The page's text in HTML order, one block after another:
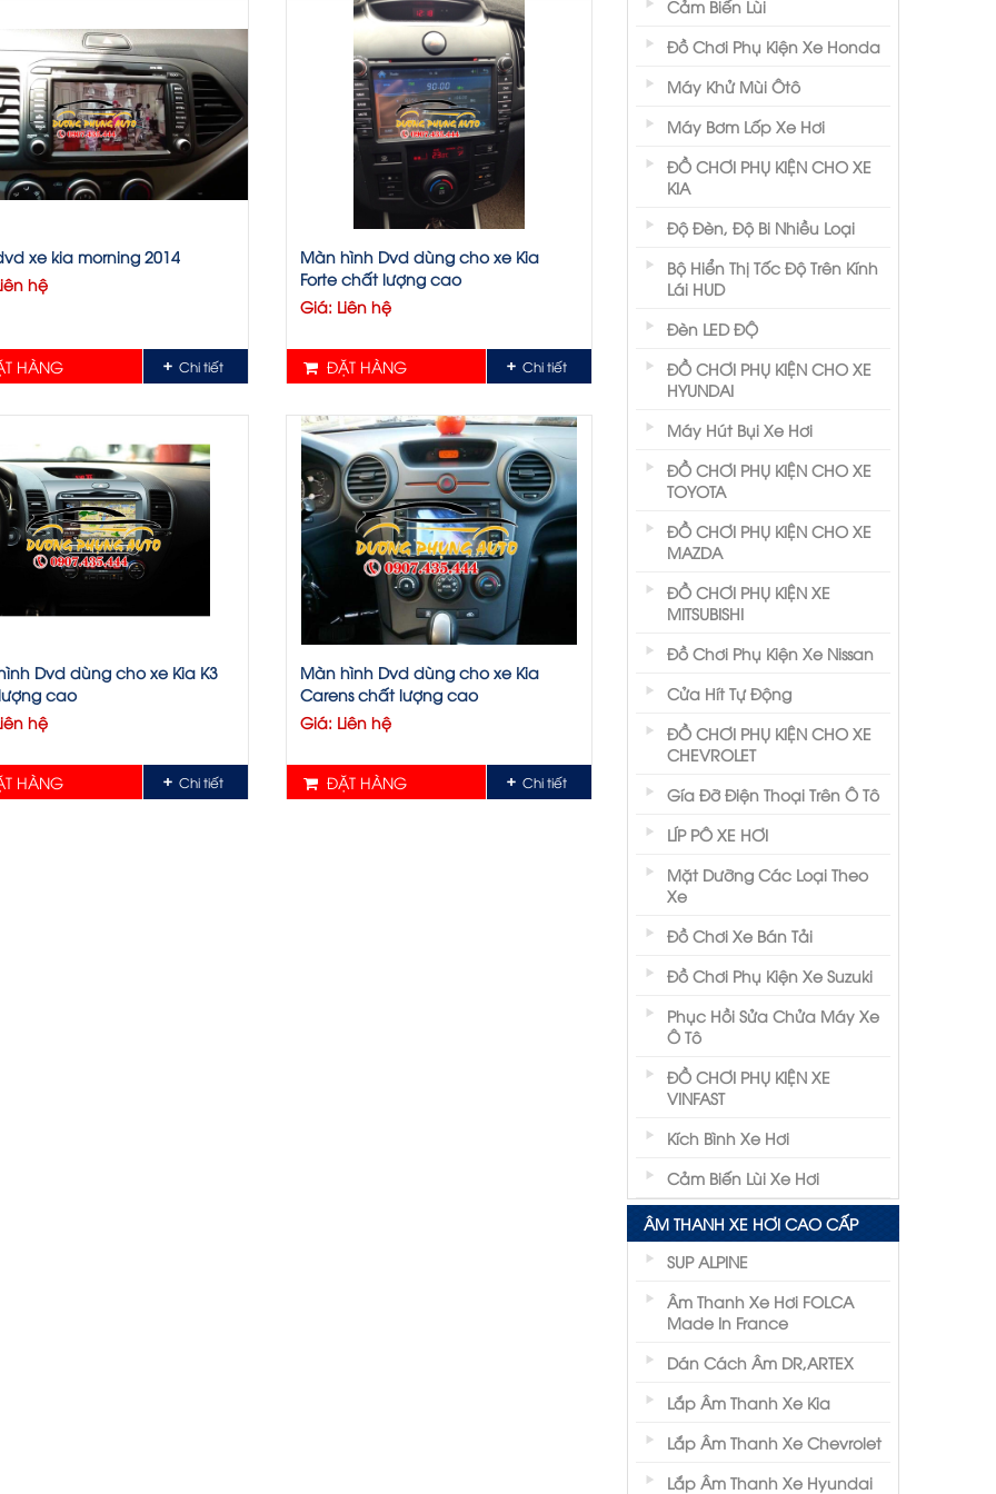
lossless, những file nhạc có dung lượng lớn…) nếu như
cần mặt dưỡng, còn muốn gắn cho những xe khác thì phải
Cho Kia
xe kia morning 2014
hệ
HÀNG Chi tiết
Màn hình Dvd dùng cho xe Kia
Forte chất lượng cao
Giá: Liên hệ
ĐẶT HÀNG Chi tiết
Dvd dùng cho xe Kia K3
cao
hệ
HÀNG Chi tiết
Màn hình Dvd dùng cho xe Kia
Carens chất lượng cao
Giá: Liên hệ
ĐẶT HÀNG Chi tiết
Cảm Biến Lùi
Đồ Chơi Phụ Kiện Xe Honda
Máy Khử Mùi Ôtô
Máy Bơm Lốp Xe Hơi
ĐỒ CHƠI PHỤ KIỆN CHO XE
KIA
Độ Đèn, Độ Bi Nhiều Loại
Bộ Hiển Thị Tốc Độ Trên Kính
Lái HUD
Đèn LED ĐỘ
ĐỒ CHƠI PHỤ KIỆN CHO XE
HYUNDAI
Máy Hút Bụi Xe Hơi
ĐỒ CHƠI PHỤ KIỆN CHO XE
TOYOTA
ĐỒ CHƠI PHỤ KIỆN CHO XE
MAZDA
ĐỒ CHƠI PHỤ KIỆN XE
MITSUBISHI
Đồ Chơi Phụ Kiện Xe Nissan
Cửa Hít Tự Động
ĐỒ CHƠI PHỤ KIỆN CHO XE
CHEVROLET
Gía Đỡ Điện Thoại Trên Ô Tô
LÍP PÔ XE HƠI
Mặt Dưỡng Các Loại Theo
Xe
Đồ Chơi Xe Bán Tải
Đồ Chơi Phụ Kiện Xe Suzuki
Phục Hồi Sửa Chửa Máy Xe
Ô Tô
ĐỒ CHƠI PHỤ KIỆN XE
VINFAST
Kích Bình Xe Hơi
Cảm Biến Lùi Xe Hơi
ÂM THANH XE HƠI CAO CẤP
SUP ALPINE
Âm Thanh Xe Hơi FOLCA
Made In France
Dán Cách Âm DR,ARTEX
Lắp Âm Thanh Xe Kia
Lắp Âm Thanh Xe Chevrolet
Lắp Âm Thanh Xe Hyundai